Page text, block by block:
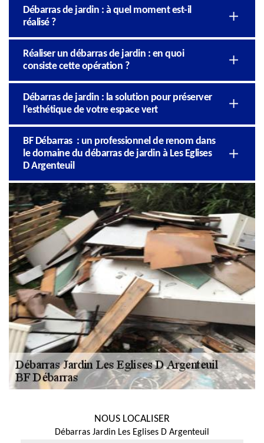
Débarras de jardin : à quel moment est-il
réalisé ?
Réaliser un débarras de jardin : en quoi
consiste cette opération ?
Débarras de jardin : la solution pour préserver
l’esthétique de votre espace vert
BF Débarras : un professionnel de renom dans
le domaine du débarras de jardin à Les Eglises
D Argenteuil
NOUS LOCALISER
Débarras Jardin Les Eglises D Argenteuil